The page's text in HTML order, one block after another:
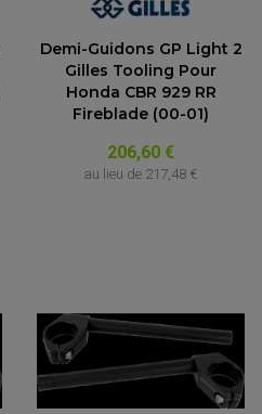
Demi-Guidons GP Light 2
Gilles Tooling Pour
Honda CBR 929 RR
Fireblade (00-01)
206,60 €
au lieu de 217,48 €